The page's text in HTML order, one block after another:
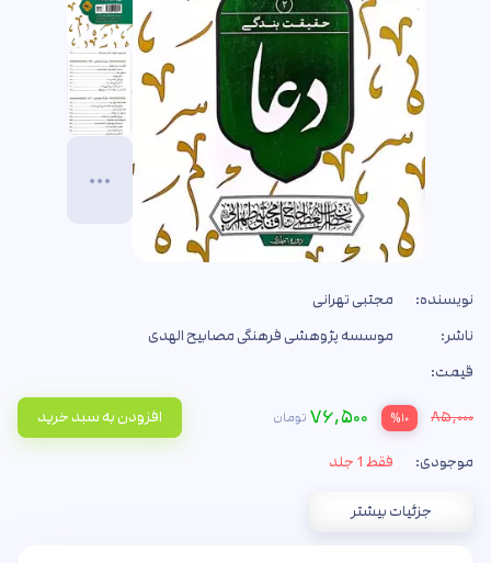
نویسنده:
مجتبی تهرانی
ناشر:
موسسه پژوهشی فرهنگی مصابیح الهدی
قیمت:
۸۵,۰۰۰ %۱۰ ۷۶,۵۰۰ تومان افزودن به سبد خرید
موجودی: فقط 1 جلد
جزئیات بیشتر